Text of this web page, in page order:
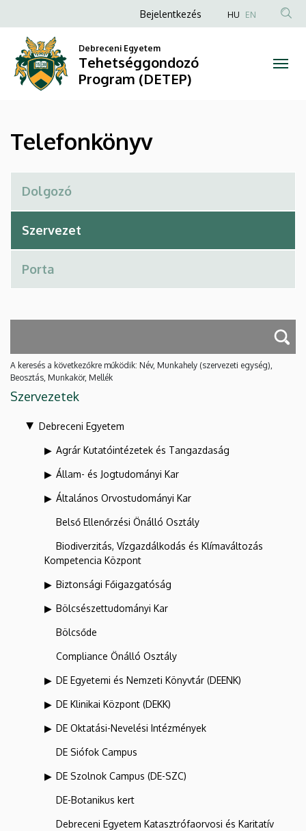
Telefonkönyv
Tehetséggondozó
Program
(DETEP)
a
tartalomra
Anonim
fiók
menüje
Bejelentkezés HU EN
Debreceni Egyetem
Tehetséggondozó
Program (DETEP)
Telefonkönyv
A keresés a következőkre működik: Név, Munkahely (szervezeti egység),
Beosztás, Munkakör, Mellék
Szervezetek
Debreceni Egyetem
Agrár Kutatóintézetek és Tangazdaság
Állam- és Jogtudományi Kar
Általános Orvostudományi Kar
Belső Ellenőrzési Önálló Osztály
Biodiverzitás, Vízgazdálkodás és Klímaváltozás
Kompetencia Központ
Biztonsági Főigazgatóság
Bölcsészettudományi Kar
Bölcsőde
Compliance Önálló Osztály
DE Egyetemi és Nemzeti Könyvtár (DEENK)
DE Klinikai Központ (DEKK)
DE Oktatási-Nevelési Intézmények
DE Siófok Campus
DE Szolnok Campus (DE-SZC)
DE-Botanikus kert
Debreceni Egyetem Katasztrófaorvosi és Karitatív